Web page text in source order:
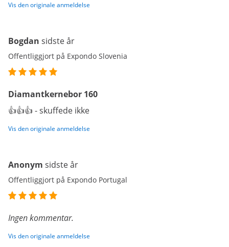
Vis den originale anmeldelse
Bogdan sidste år
Offentliggjort på Expondo Slovenia
Diamantkernebor 160
👍👍👍 - skuffede ikke
Vis den originale anmeldelse
Anonym sidste år
Offentliggjort på Expondo Portugal
Ingen kommentar.
Vis den originale anmeldelse